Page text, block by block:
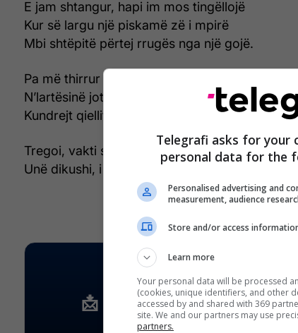
E jam shtangur, hapi im mos tingëllojë
Kur së largu një piskamë zë i mpirë
Mbi shtëpitë përtej rrugës nga një gojë.
Pa më thirrur pa më thënë lamtumirë;
N’lartësinë jotokësore më të largët,
Kundrejt qiellit, orë e ndritur n’mugëtirë
Tregoi, vakti s’ish gabim e as i saktë.
Unë dikushi, i njohuri me natën.
Telegrafi asks for your
personal data for the
Personalised advertising and
measurement, audience
Store and/or access
Learn more
Your personal data will be processed
(cookies, unique identifiers, and other
accessed by and shared with 369
site. We and our partners may use
partners.